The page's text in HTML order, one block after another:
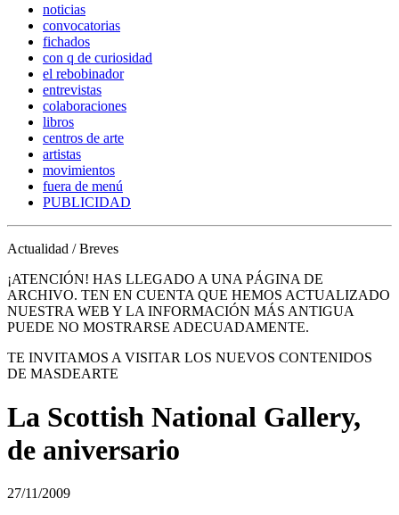
noticias
convocatorias
fichados
con q de curiosidad
el rebobinador
entrevistas
colaboraciones
libros
centros de arte
artistas
movimientos
fuera de menú
PUBLICIDAD
Actualidad / Breves
¡ATENCIÓN! HAS LLEGADO A UNA PÁGINA DE
ARCHIVO. TEN EN CUENTA QUE HEMOS ACTUALIZADO
NUESTRA WEB Y LA INFORMACIÓN MÁS ANTIGUA
PUEDE NO MOSTRARSE ADECUADAMENTE.
TE INVITAMOS A VISITAR LOS NUEVOS CONTENIDOS
DE MASDEARTE
La Scottish National Gallery,
de aniversario
27/11/2009